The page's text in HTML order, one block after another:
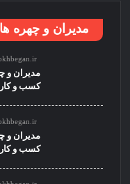
مدیران و چهره
مدیران و
کسب و
مدیران و
کسب و